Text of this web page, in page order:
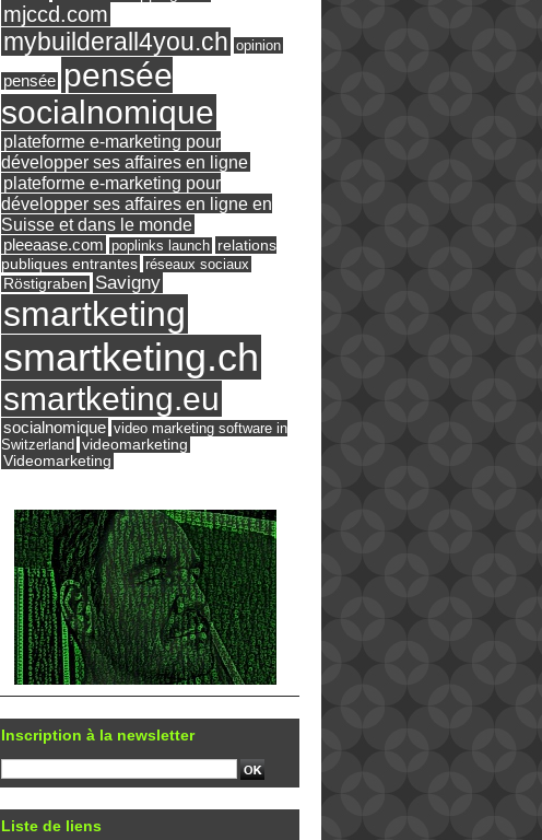
mjccd.com
mybuilderall4you.ch opinion
pensée pensée
socialnomique
plateforme e-marketing pour
développer ses affaires en ligne
plateforme e-marketing pour
développer ses affaires en ligne en
Suisse et dans le monde
pleeaase.com poplinks launch relations
publiques entrantes réseaux sociaux
Röstigraben Savigny
smartketing
smartketing.ch
smartketing.eu
socialnomique video marketing software in
Switzerland videomarketing
Videomarketing
Inscription à la newsletter
Liste de liens